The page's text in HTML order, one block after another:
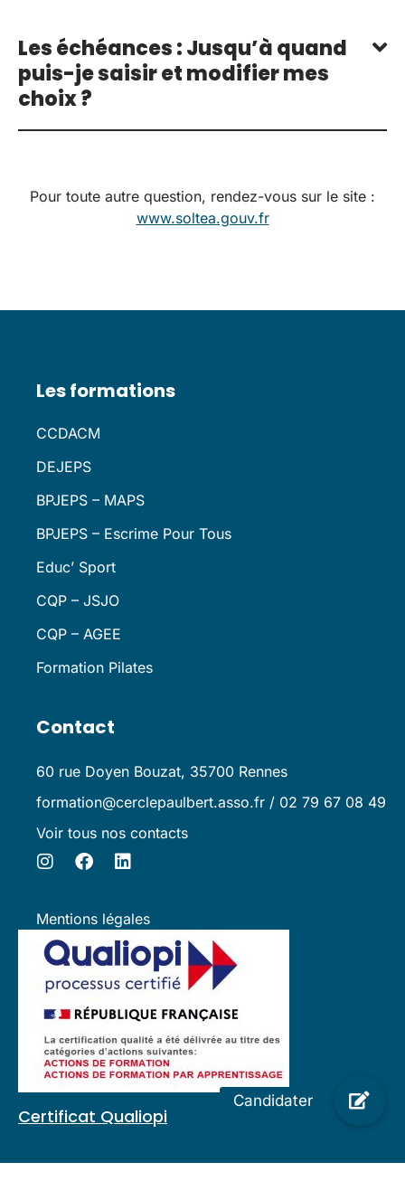
Les échéances : Jusqu’à quand
puis-je saisir et modifier mes
choix ?
Pour toute autre question, rendez-vous sur le site :
www.soltea.gouv.fr
Les formations
CCDACM
DEJEPS
BPJEPS – MAPS
BPJEPS – Escrime Pour Tous
Educ’ Sport
CQP – JSJO
CQP – AGEE
Formation Pilates
Contact
60 rue Doyen Bouzat, 35700 Rennes
formation@cerclepaulbert.asso.fr / 02 79 67 08 49
Voir tous nos contacts
Mentions légales
Certificat Qualiopi